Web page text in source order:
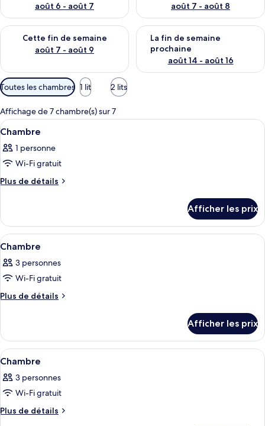
août 6 - août 7
août 7 - août 8
Cette fin de semaine
août 7 - août 9
Vérifier la disponibilité pour cette fin de semaine août 7 -
La fin de semaine
prochaine
août 14 - août 16
Vérifier la disponibilité pour
Filtres
disponibles
pour
les
chambres
Toutes les chambres 1 lit 2 lits
Affichage de 7 chambre(s) sur 7
Afficher
toutes
les
photos
pour
de
chambre :
Chambre
Une chambre d’hôtel avec un lit, un
4
Chambre
1 personne
Wi-Fi gratuit
Plus de détails
Plus
Chambre
Afficher les prix
Afficher
toutes
les
photos
pour
de
chambre :
Chambre
Une chambre d’hôtel avec deux lits,
1
Chambre
3 personnes
Wi-Fi gratuit
Plus de détails
Plus
Chambre
Afficher les prix
Afficher
toutes
les
photos
pour
Une chambre d’hôtel avec un lit,
1
Chambre
3 personnes
Wi-Fi gratuit
Plus de détails
Plus